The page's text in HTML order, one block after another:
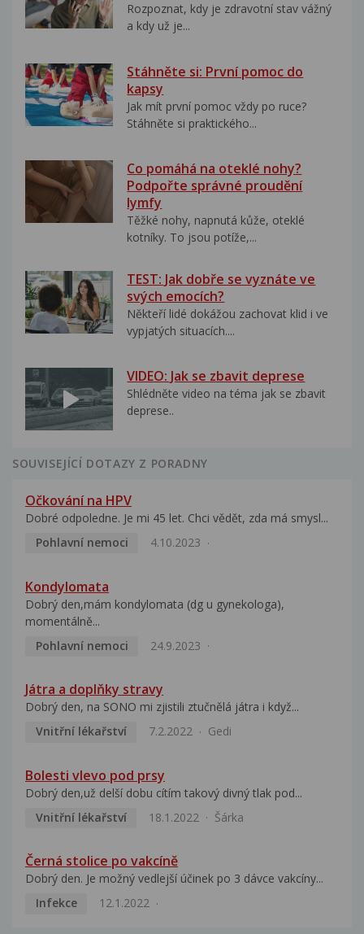
Rozpoznat, kdy je zdravotní stav vážný
a kdy už je...
Stáhněte si: První pomoc do
kapsy
Jak mít první pomoc vždy po ruce?
Stáhněte si praktického...
Co pomáhá na oteklé nohy?
Podpořte správné proudění
lymfy
Těžké nohy, napnutá kůže, oteklé
kotníky. To jsou potíže,...
TEST: Jak dobře se vyznáte ve
svých emocích?
Někteří lidé dokážou zachovat klid i ve
vypjatých situacích....
VIDEO: Jak se zbavit deprese
Shlédněte video na téma jak se zbavit
deprese..
SOUVISEJÍCÍ DOTAZY Z PORADNY
Očkování na HPV
Dobré odpoledne. Je mi 45 let. Chci vědět, zda má smysl...
Pohlavní nemoci
4.10.2023
Kondylomata
Dobrý den,mám kondylomata (dg u gynekologa),
momentálně...
Pohlavní nemoci
24.9.2023
Játra a doplňky stravy
Dobrý den, na SONO mi zjistili ztučnělá játra i když...
Vnitřní lékařství
7.2.2022 Gedi
Bolesti vlevo pod prsy
Dobrý den,už delší dobu cítím takový divný tlak pod...
Vnitřní lékařství
18.1.2022 Šárka
Černá stolice po vakcíně
Dobrý den. Je možný vedlejší účinek po 3 dávce vakcíny...
Infekce
12.1.2022